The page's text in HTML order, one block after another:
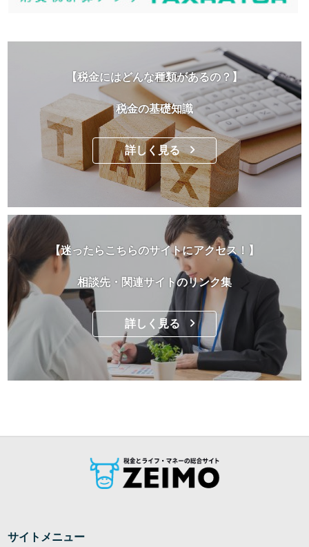
【税金にはどんな種類があるの？】
税金の基礎知識
詳しく見る
【迷ったらこちらのサイトにアクセス！】
相談先・関連サイトのリンク集
詳しく見る
サイトメニュー